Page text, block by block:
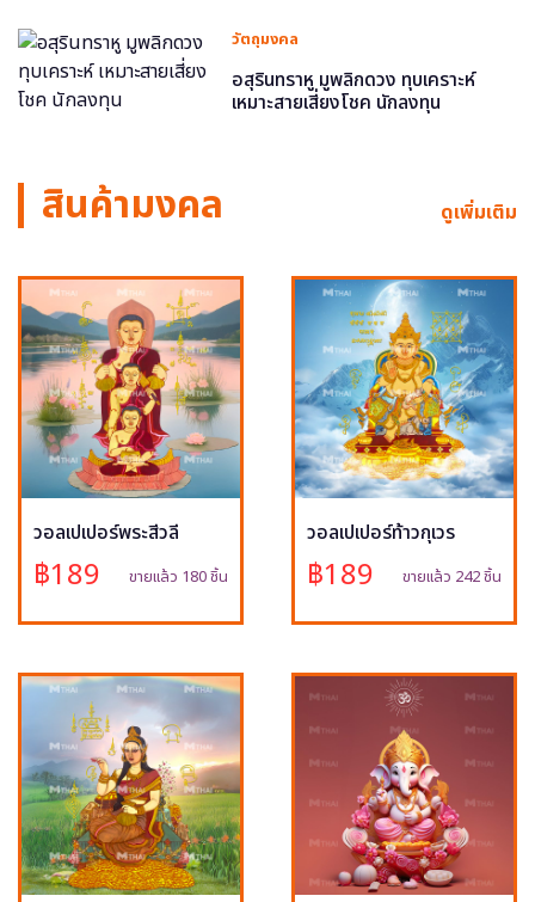
วัตถุมงคล
อสุรินทราหู มูพลิกดวง ทุบเคราะห์
เหมาะสายเสี่ยงโชค นักลงทุน
สินค้ามงคล ดูเพิ่มเติม
วอลเปเปอร์พระสีวลี
฿189 ขายแล้ว 180 ชิ้น
วอลเปเปอร์ท้าวกุเวร
฿189 ขายแล้ว 242 ชิ้น